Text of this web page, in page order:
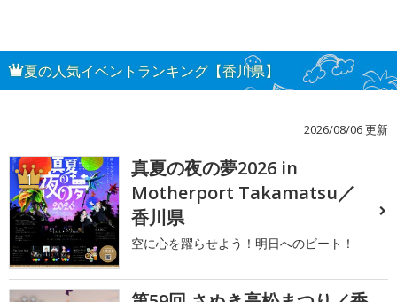
夏の人気イベントランキング【香川県】
2026/08/06 更新
1
真夏の夜の夢2026 in
Motherport Takamatsu／
香川県
空に心を躍らせよう！明日へのビート！